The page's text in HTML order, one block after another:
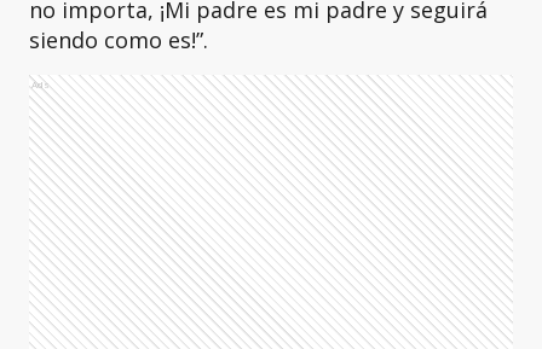
no importa, ¡Mi padre es mi padre y seguirá
siendo como es!”.
Ads